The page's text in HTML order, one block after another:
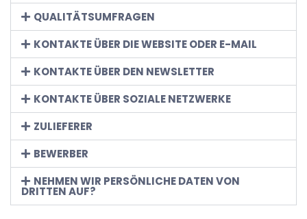
QUALITÄTSUMFRAGEN
KONTAKTE ÜBER DIE WEBSITE ODER E-MAIL
KONTAKTE ÜBER DEN NEWSLETTER
KONTAKTE ÜBER SOZIALE NETZWERKE
ZULIEFERER
BEWERBER
NEHMEN WIR PERSÖNLICHE DATEN VON
DRITTEN AUF?